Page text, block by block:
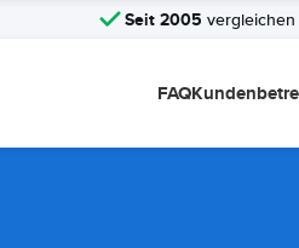
Seit 2005
FAQ